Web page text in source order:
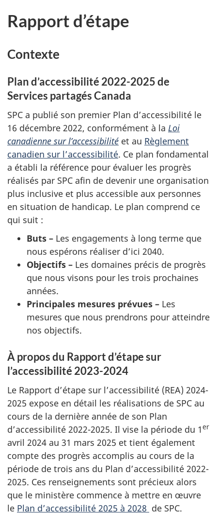
Rapport d’étape
Contexte
Plan d’accessibilité 2022-2025 de
Services partagés Canada
SPC a publié son premier Plan d’accessibilité le
16 décembre 2022, conformément à la Loi
canadienne sur l’accessibilité et au Règlement
canadien sur l’accessibilité. Ce plan fondamental
a établi la référence pour évaluer les progrès
réalisés par SPC afin de devenir une organisation
plus inclusive et plus accessible aux personnes
en situation de handicap. Le plan comprend ce
qui suit :
Buts – Les engagements à long terme que
nous espérons réaliser d’ici 2040.
Objectifs – Les domaines précis de progrès
que nous visons pour les trois prochaines
années.
Principales mesures prévues – Les
mesures que nous prendrons pour atteindre
nos objectifs.
À propos du Rapport d’étape sur
l’accessibilité 2023-2024
Le Rapport d’étape sur l’accessibilité (REA) 2024-
2025 expose en détail les réalisations de SPC au
cours de la dernière année de son Plan
d’accessibilité 2022-2025. Il vise la période du 1er
avril 2024 au 31 mars 2025 et tient également
compte des progrès accomplis au cours de la
période de trois ans du Plan d’accessibilité 2022-
2025. Ces renseignements sont précieux alors
que le ministère commence à mettre en œuvre
le Plan d’accessibilité 2025 à 2028 de SPC.